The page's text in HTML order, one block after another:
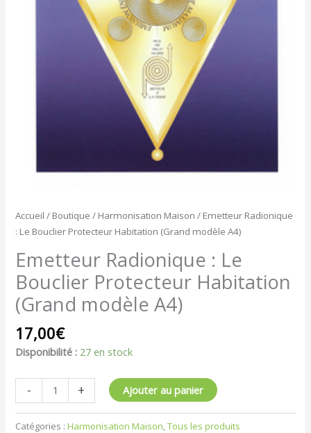
Accueil / Boutique / Harmonisation Maison / Emetteur Radionique
: Le Bouclier Protecteur Habitation (Grand modèle A4)
Emetteur Radionique : Le
Bouclier Protecteur Habitation
(Grand modèle A4)
17,00€
Disponibilité : 27 en stock
- + Ajouter au panier
Catégories :Harmonisation Maison,Tous les produits